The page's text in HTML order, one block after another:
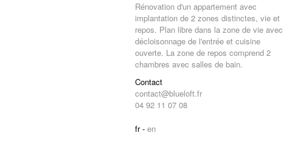
Rénovation d'un appartement avec
implantation de 2 zones distinctes, vie et
repos. Plan libre dans la zone de vie avec
décloisonnage de l'entrée et cuisine
ouverte. La zone de repos comprend 2
chambres avec salles de bain.
Contact
contact@blueloft.fr
04 92 11 07 08
fr - en